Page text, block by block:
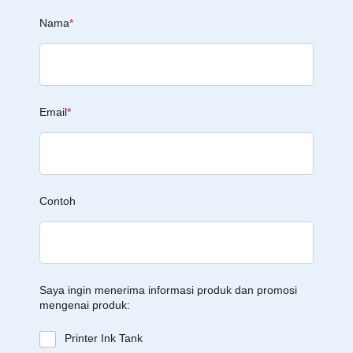
Nama*
Email*
Contoh
Saya ingin menerima informasi produk dan promosi
mengenai produk:
Printer Ink Tank